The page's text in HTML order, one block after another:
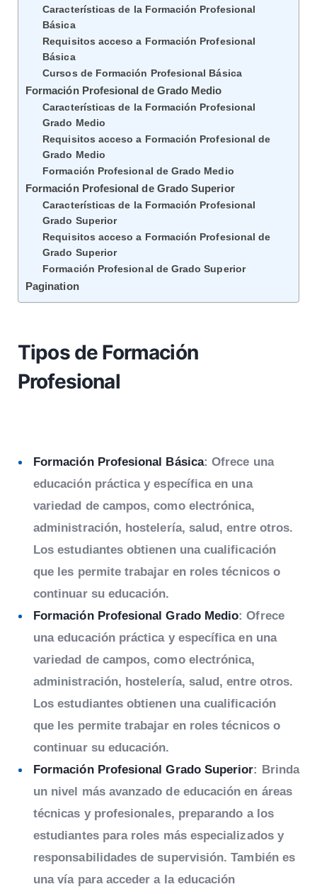
Características de la Formación Profesional
Básica
Requisitos acceso a Formación Profesional
Básica
Cursos de Formación Profesional Básica
Formación Profesional de Grado Medio
Características de la Formación Profesional
Grado Medio
Requisitos acceso a Formación Profesional de
Grado Medio
Formación Profesional de Grado Medio
Formación Profesional de Grado Superior
Características de la Formación Profesional
Grado Superior
Requisitos acceso a Formación Profesional de
Grado Superior
Formación Profesional de Grado Superior
Pagination
Tipos de Formación
Profesional
Formación Profesional Básica: Ofrece una
educación práctica y específica en una
variedad de campos, como electrónica,
administración, hostelería, salud, entre otros.
Los estudiantes obtienen una cualificación
que les permite trabajar en roles técnicos o
continuar su educación.
Formación Profesional Grado Medio: Ofrece
una educación práctica y específica en una
variedad de campos, como electrónica,
administración, hostelería, salud, entre otros.
Los estudiantes obtienen una cualificación
que les permite trabajar en roles técnicos o
continuar su educación.
Formación Profesional Grado Superior: Brinda
un nivel más avanzado de educación en áreas
técnicas y profesionales, preparando a los
estudiantes para roles más especializados y
responsabilidades de supervisión. También es
una vía para acceder a la educación